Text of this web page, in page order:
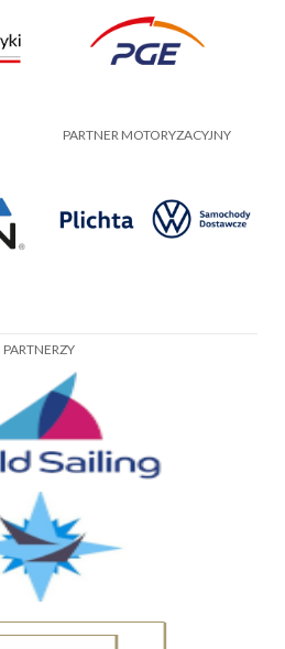
PARTNER MOTORYZACYJNY
PARTNERZY